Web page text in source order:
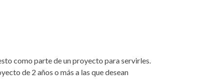
como parte de un proyecto para servirles.
de 2 años o más a las que desean